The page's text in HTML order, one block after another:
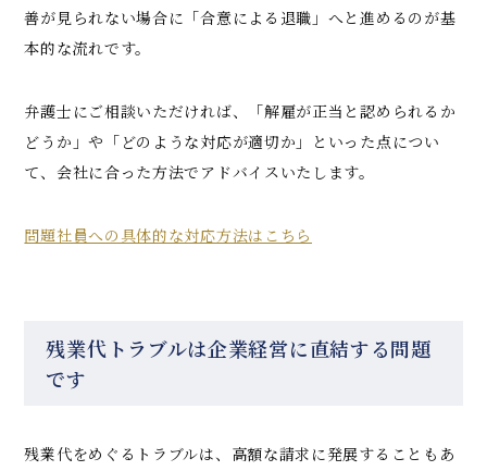
善が見られない場合に「合意による退職」へと進めるのが基
本的な流れです。
弁護士にご相談いただければ、「解雇が正当と認められるか
どうか」や「どのような対応が適切か」といった点につい
て、会社に合った方法でアドバイスいたします。
問題社員への具体的な対応方法はこちら
残業代トラブルは企業経営に直結する問題
です
残業代をめぐるトラブルは、高額な請求に発展することもあ